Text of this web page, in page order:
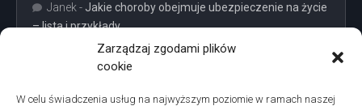
Zarządzaj zgodami plików
cookie
W celu świadczenia usług na najwyższym poziomie w ramach naszej
Janek - Jakie choroby obejmuje ubezpieczenie na życie
– lista i przykłady